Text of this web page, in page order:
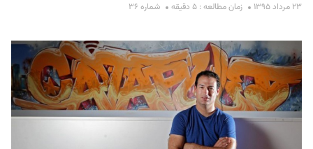
۲۳ مرداد ۱۳۹۵ زمان مطالعه : ۵ دقیقه شماره ۳۶